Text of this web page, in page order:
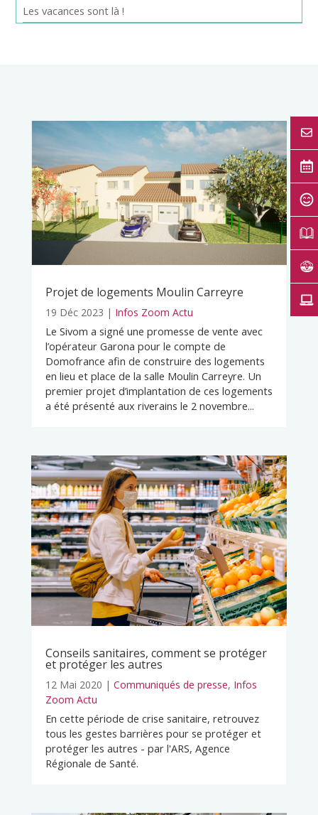
Les vacances sont là !
Projet de logements Moulin Carreyre
19 Déc 2023 | Infos Zoom Actu
Le Sivom a signé une promesse de vente avec
l’opérateur Garona pour le compte de
Domofrance afin de construire des logements
en lieu et place de la salle Moulin Carreyre. Un
premier projet d’implantation de ces logements
a été présenté aux riverains le 2 novembre...
Conseils sanitaires, comment se protéger
et protéger les autres
12 Mai 2020 | Communiqués de presse, Infos
Zoom Actu
En cette période de crise sanitaire, retrouvez
tous les gestes barrières pour se protéger et
protéger les autres - par l'ARS, Agence
Régionale de Santé.